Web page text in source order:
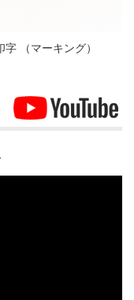
（マーキング）